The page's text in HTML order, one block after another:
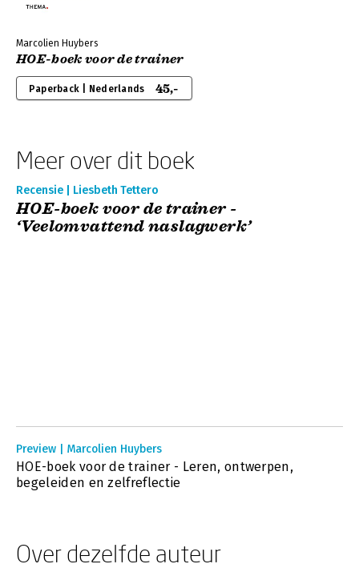
Marcolien Huybers
HOE-boek voor de trainer
Paperback | Nederlands 45,-
Meer over dit boek
Recensie | Liesbeth Tettero
HOE-boek voor de trainer -
‘Veelomvattend naslagwerk’
Preview | Marcolien Huybers
HOE-boek voor de trainer - Leren, ontwerpen,
begeleiden en zelfreflectie
Over dezelfde auteur